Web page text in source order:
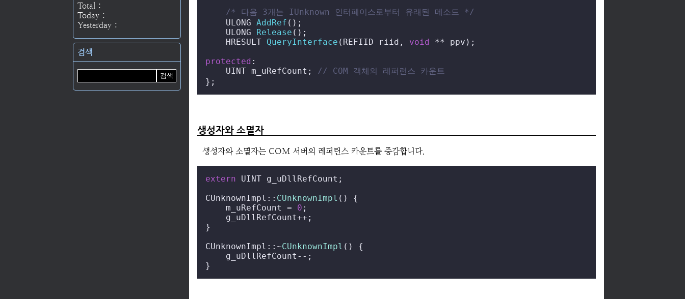
Total :
Today :
Yesterday :
검색
/* 다음 3개는 IUnknown 인터페이스로부터 유래된 메소드 */
ULONG AddRef () ;
ULONG
Release () ;
HRESULT QueryInterface (REFIID riid, void ** ppv) ;
protected :
    UINT m_uRefCount;
// COM 객체의 레퍼런스 카운트
};
생성자와 소멸자
생성자와 소멸자는 COM 서버의 레퍼런스 카운트를 증감합니다.
extern UINT g_uDllRefCount;
CUnknownImpl:: CUnknownImpl () {
    m_uRefCount =
0 ;
    g_uDllRefCount++;
}
CUnknownImpl::~CUnknownImpl () {
    g_uDllRefCount--;
}